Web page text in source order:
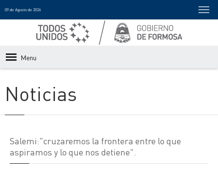
09 de Agosto de 2026
Menu
Noticias
Salemi:"cruzaremos la frontera entre lo que
aspiramos y lo que nos detiene".